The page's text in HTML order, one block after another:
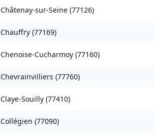
Châtenay-sur-Seine (77126)
Chauffry (77169)
Chenoise-Cucharmoy (77160)
Chevrainvilliers (77760)
Claye-Souilly (77410)
Collégien (77090)